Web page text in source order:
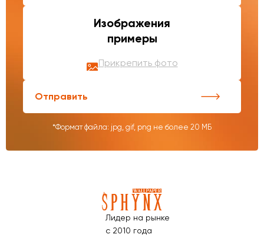
Изображения
примеры
Прикрепить фото
Отправить
*Формат файла: jpg, gif, png не более 20 МБ
Лидер на рынке
с 2010 года